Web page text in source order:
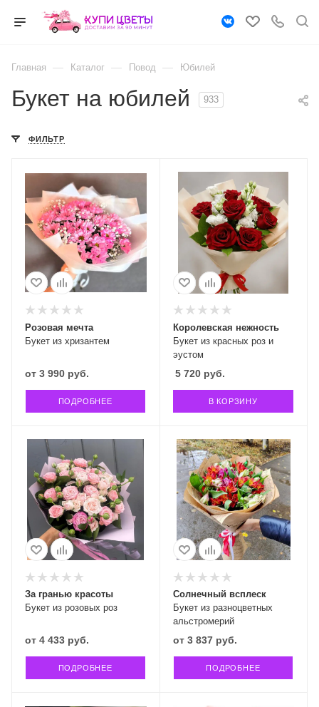
Главная — Каталог — Повод — Юбилей
Букет на юбилей 933
ФИЛЬТР
Букет из хризантем
Розовая мечта
от 3 990 руб.
ПОДРОБНЕЕ
Букет из красных роз и
эустом
Королевская нежность
5 720руб.
В КОРЗИНУ
Букет из розовых роз
За гранью красоты
от 4 433 руб.
ПОДРОБНЕЕ
Букет из разноцветных
альстромерий
Солнечный всплеск
от 3 837 руб.
ПОДРОБНЕЕ